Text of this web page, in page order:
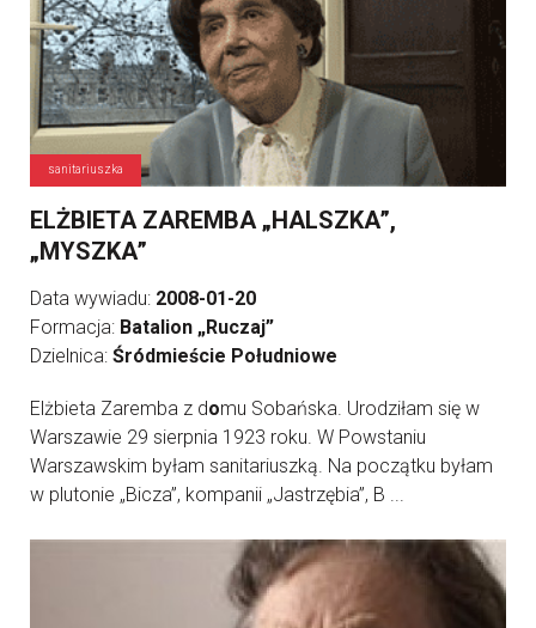
sanitariuszka
ELŻBIETA ZAREMBA „HALSZKA”,
„MYSZKA”
Data wywiadu: 2008-01-20
Formacja: Batalion „Ruczaj”
Dzielnica: Śródmieście Południowe
Elżbieta Zaremba z domu Sobańska. Urodziłam się w
Warszawie 29 sierpnia 1923 roku. W Powstaniu
Warszawskim byłam sanitariuszką. Na początku byłam
w plutonie „Bicza”, kompanii „Jastrzębia”, B ...